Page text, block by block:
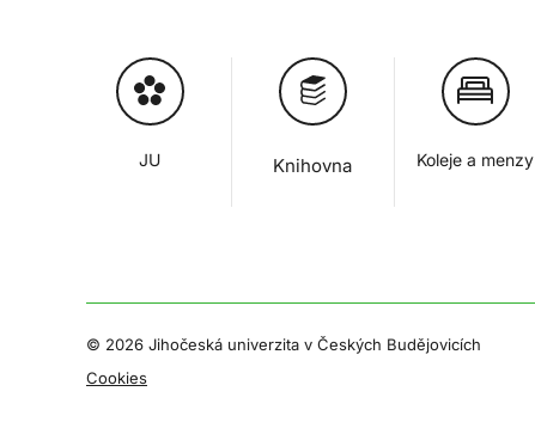
JU Knihovna Koleje a menzy
© 2026 Jihočeská univerzita v Českých Budějovicích
Cookies